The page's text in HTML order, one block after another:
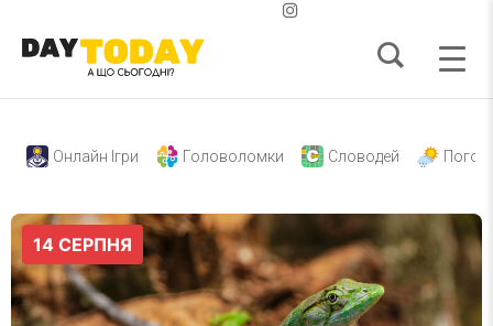
Онлайн Ігри Головоломки Словодей